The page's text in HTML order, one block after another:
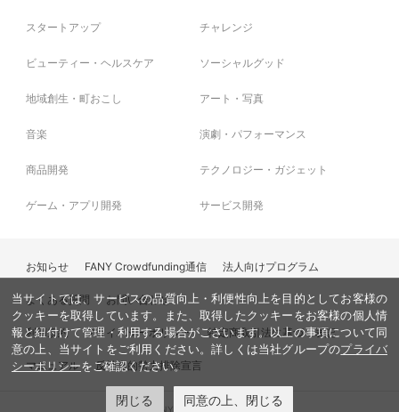
スタートアップ チャレンジ
ビューティー・ヘルスケア ソーシャルグッド
地域創生・町おこし アート・写真
音楽 演劇・パフォーマンス
商品開発 テクノロジー・ガジェット
ゲーム・アプリ開発 サービス開発
お知らせ FANY Crowdfunding通信 法人向けプログラム
よくある質問 お問い合わせ
利用規約 プライバシーポリシー 特定商取引法に基づく表記
マニュアル 反社会的勢力排除宣言
© FANY, All Rights Reserved.
当サイトでは、サービスの品質向上・利便性向上を目的としてお客様の
クッキーを取得しています。また、取得したクッキーをお客様の個人情
報と紐付けて管理・利用する場合がございます。以上の事項について同
意の上、当サイトをご利用ください。詳しくは当社グループのプライバ
シーポリシーをご確認ください。
閉じる 同意の上、閉じる